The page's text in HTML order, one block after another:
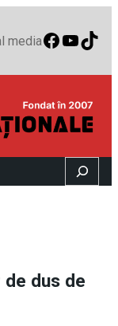
media
Search
dus de